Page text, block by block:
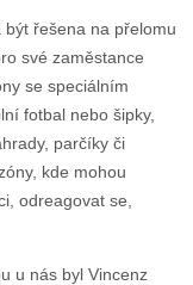
být řešena na přelomu
své zaměstance
se speciálním
fotbal nebo šipky,
parčíky či
kde mohou
odreagovat se,
u nás byl Vincenz